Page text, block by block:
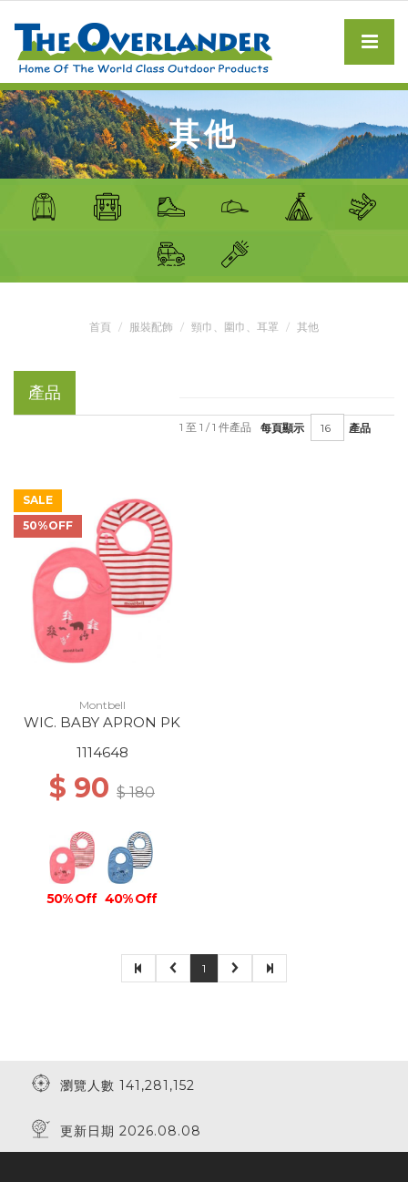
其他
首頁 服裝配飾 頸巾、圍巾、耳罩 其他
產品
每頁顯示 產品
1 至 1 / 1 件產品
SALE
50%OFF
Montbell
WIC. BABY APRON PK
1114648
$ 90 $ 180
50% Off 40% Off
1
瀏覽人數 141,281,152
更新日期 2026.08.08